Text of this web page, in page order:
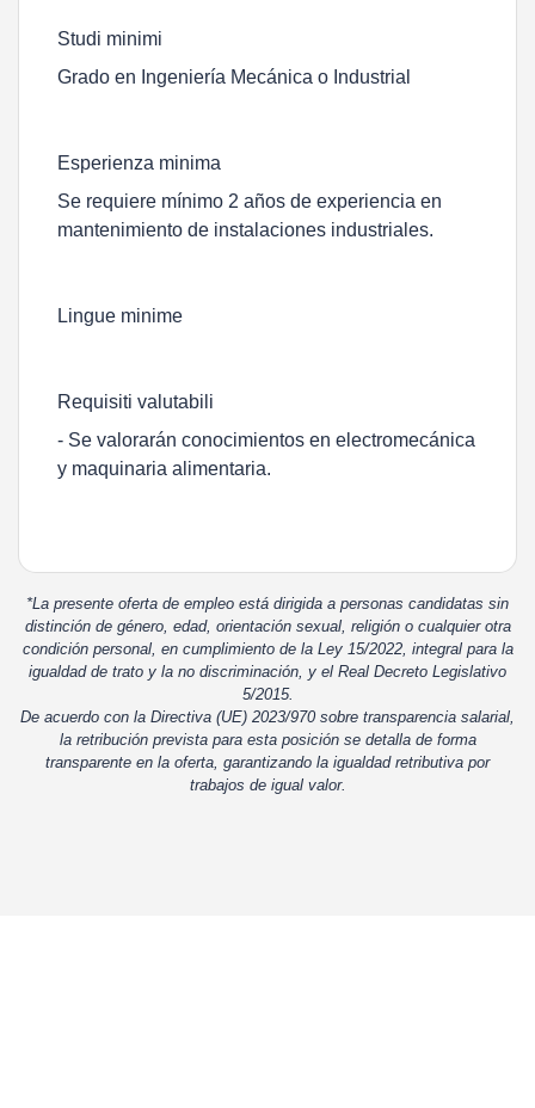
Studi minimi
Grado en Ingeniería Mecánica o Industrial
Esperienza minima
Se requiere mínimo 2 años de experiencia en
mantenimiento de instalaciones industriales.
Lingue minime
Requisiti valutabili
- Se valorarán conocimientos en electromecánica
y maquinaria alimentaria.
*La presente oferta de empleo está dirigida a personas candidatas sin
distinción de género, edad, orientación sexual, religión o cualquier otra
condición personal, en cumplimiento de la Ley 15/2022, integral para la
igualdad de trato y la no discriminación, y el Real Decreto Legislativo
5/2015.
De acuerdo con la Directiva (UE) 2023/970 sobre transparencia salarial,
la retribución prevista para esta posición se detalla de forma
transparente en la oferta, garantizando la igualdad retributiva por
trabajos de igual valor.